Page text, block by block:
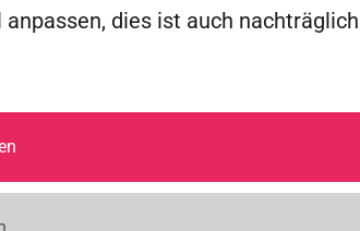
dies ist auch nachträglich